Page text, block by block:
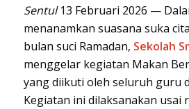
Sentul13 Februari 2026 —
menanamkan suasana suka
bulan suci Ramadan, Sekolah
menggelar kegiatan Makan
yang diikuti oleh seluruh guru
Kegiatan ini dilaksanakan usai